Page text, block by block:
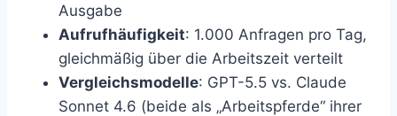
Ausgabe
Aufrufhäufigkeit: 1.000 Anfragen pro Tag,
gleichmäßig über die Arbeitszeit verteilt
Vergleichsmodelle: GPT-5.5 vs. Claude
Sonnet 4.6 (beide als „Arbeitspferde“ ihrer